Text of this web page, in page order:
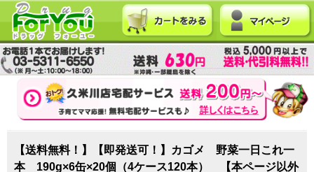
【送料無料！】【即発送可！】カゴメ 野菜一日これ一
本 190g×6缶×20個（4ケース120本） 【本ページ以外